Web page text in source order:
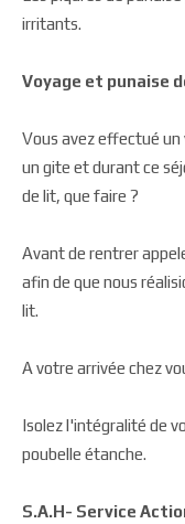
irritants.
Voyage et punaise
Vous avez effectué un
un gite et durant ce
de lit, que faire ?
Avant de rentrer
afin de que nous
lit.
A votre arrivée chez
Isolez l'intégralité de
poubelle étanche.
S.A.H- Service